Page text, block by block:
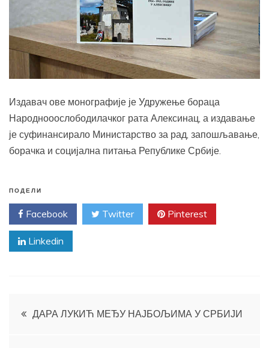
Издавач ове монографије је Удружење бораца
Народнооослободилачког рата Алексинац, а издавање
је суфинансирало Министарство за рад, запошљавање,
борачка и социјална питања Републике Србије.
ПОДЕЛИ
Facebook Twitter Pinterest
Linkedin
Кретање
ДАРА ЛУКИЋ МЕЂУ НАЈБОЉИМА У СРБИЈИ